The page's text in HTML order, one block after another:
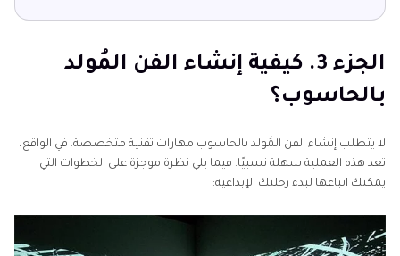
الجزء 3. كيفية إنشاء الفن المُولد
بالحاسوب؟
لا يتطلب إنشاء الفن المُولد بالحاسوب مهارات تقنية متخصصة. في الواقع،
تعد هذه العملية سهلة نسبيًا. فيما يلي نظرة موجزة على الخطوات التي
يمكنك اتباعها لبدء رحلتك الإبداعية: